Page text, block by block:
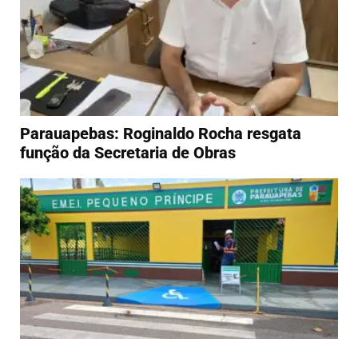
Parauapebas: Roginaldo Rocha resgata
função da Secretaria de Obras